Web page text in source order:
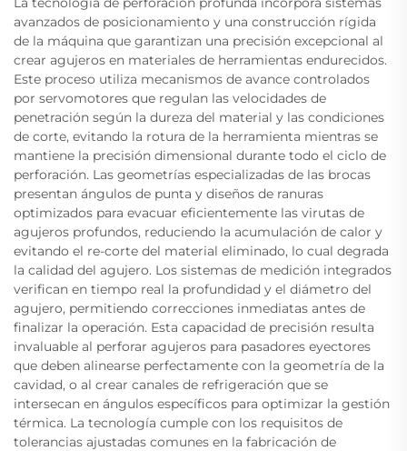
avanzados de posicionamiento y una construcción rígida
de la máquina que garantizan una precisión excepcional al
crear agujeros en materiales de herramientas endurecidos.
Este proceso utiliza mecanismos de avance controlados
por servomotores que regulan las velocidades de
penetración según la dureza del material y las condiciones
de corte, evitando la rotura de la herramienta mientras se
mantiene la precisión dimensional durante todo el ciclo de
perforación. Las geometrías especializadas de las brocas
presentan ángulos de punta y diseños de ranuras
optimizados para evacuar eficientemente las virutas de
agujeros profundos, reduciendo la acumulación de calor y
evitando el re-corte del material eliminado, lo cual degrada
la calidad del agujero. Los sistemas de medición integrados
verifican en tiempo real la profundidad y el diámetro del
agujero, permitiendo correcciones inmediatas antes de
finalizar la operación. Esta capacidad de precisión resulta
invaluable al perforar agujeros para pasadores eyectores
que deben alinearse perfectamente con la geometría de la
cavidad, o al crear canales de refrigeración que se
intersecan en ángulos específicos para optimizar la gestión
térmica. La tecnología cumple con los requisitos de
tolerancias ajustadas comunes en la fabricación de